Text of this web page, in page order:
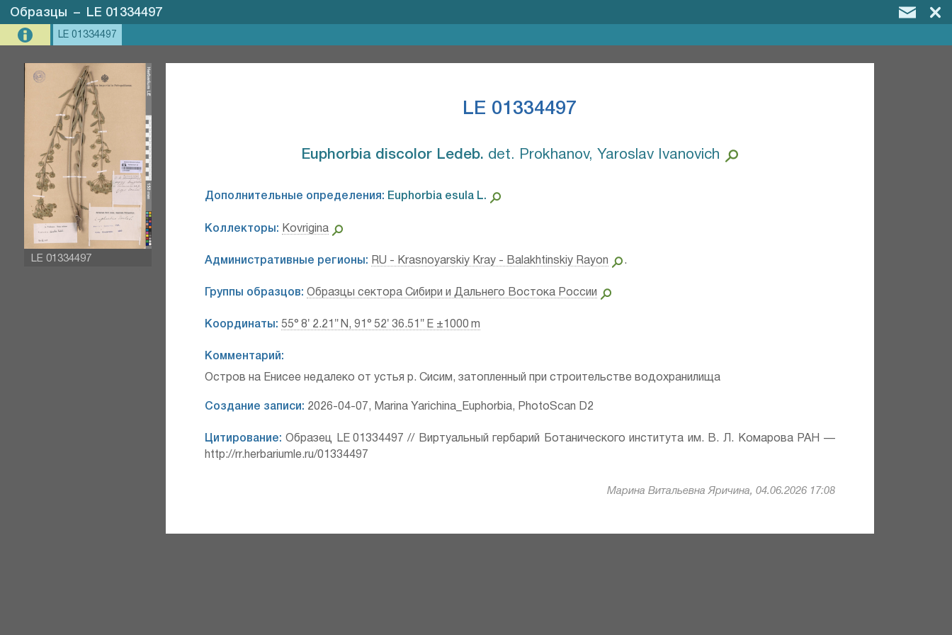
Образцы – LE 01334497
LE 01334497
LE 01334497
LE 01334497
Euphorbia discolor Ledeb.⁣ det. Prokhanov, Yaroslav Ivanovich
Дополнительные определения: Euphorbia esula L.⁣
Коллекторы: Kovrigina
Административные регионы: RU - Krasnoyarskiy Kray - Balakhtinskiy Rayon .
Группы образцов: Образцы сектора Сибири и Дальнего Востока России
Координаты: 55° 8′ 2.21″ N, 91° 52′ 36.51″ E ±1000 m
Комментарий:
Остров на Енисее недалеко от устья р. Сисим, затопленный при строительстве водохранилища
Создание записи: 2026-04-07, Marina Yarichina_Euphorbia, PhotoScan D2
Цитирование: Образец LE 01334497 // Виртуальный гербарий Ботанического института им. В. Л. Комарова РАН —
http://rr.herbariumle.ru/01334497
Марина Витальевна Яричина, 04.06.2026 17:08